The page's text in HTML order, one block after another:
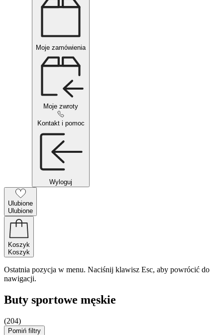
Moje zamówienia
Moje zwroty
Kontakt i pomoc
Wyloguj
Ulubione
Ulubione
Koszyk
Koszyk
Ostatnia pozycja w menu. Naciśnij klawisz Esc, aby powrócić do
nawigacji.
Buty sportowe męskie
(204)
Pomiń filtry